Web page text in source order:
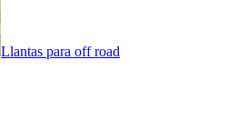
Llantas para off road